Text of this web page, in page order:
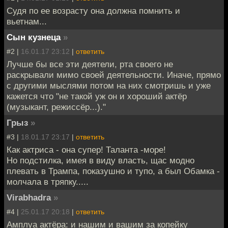
Судя по ее возрасту она должна помнить и
вьетнам...
Сын кузнеца »
#2 | 16.01.17 23:12 | ответить
Лучше бы все эти деятели, рта своего не
раскрывали мимо своей деятельности. Иначе, прямо
с другими мыслями потом на них смотришь и уже
кажется что "не такой уж он и хороший актёр
(музыкант, режиссёр...)."
Грыз »
#3 | 18.01.17 23:17 | ответить
Как актриса - она супер! Таланта -море!
Но подстилка, имея в виду власть, щас модно
плевать в Трампа, показушно и тупо, а был Обамка -
молчала в тряпку.....
Virabhadra »
#4 | 25.01.17 20:18 | ответить
Амплуа актёра: и нашим и вашим за копейку